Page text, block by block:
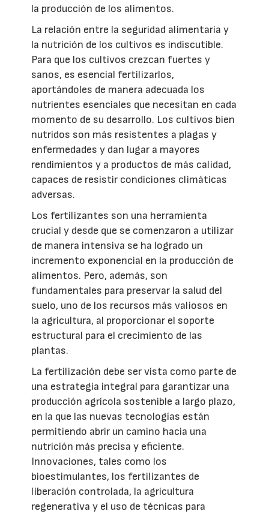
la producción de los alimentos.
La relación entre la seguridad alimentaria y
la nutrición de los cultivos es indiscutible.
Para que los cultivos crezcan fuertes y
sanos, es esencial fertilizarlos,
aportándoles de manera adecuada los
nutrientes esenciales que necesitan en cada
momento de su desarrollo. Los cultivos bien
nutridos son más resistentes a plagas y
enfermedades y dan lugar a mayores
rendimientos y a productos de más calidad,
capaces de resistir condiciones climáticas
adversas.
Los fertilizantes son una herramienta
crucial y desde que se comenzaron a utilizar
de manera intensiva se ha logrado un
incremento exponencial en la producción de
alimentos. Pero, además, son
fundamentales para preservar la salud del
suelo, uno de los recursos más valiosos en
la agricultura, al proporcionar el soporte
estructural para el crecimiento de las
plantas.
La fertilización debe ser vista como parte de
una estrategia integral para garantizar una
producción agrícola sostenible a largo plazo,
en la que las nuevas tecnologías están
permitiendo abrir un camino hacia una
nutrición más precisa y eficiente.
Innovaciones, tales como los
bioestimulantes, los fertilizantes de
liberación controlada, la agricultura
regenerativa y el uso de técnicas para